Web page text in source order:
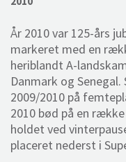
År 2010 var 125-års
markeret med en
heriblandt A-
Danmark og
2009/2010 på
2010 bød på en
holdet ved
placeret nederst i